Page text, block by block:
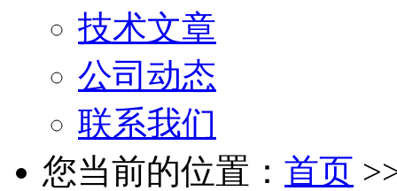
技术文章
公司动态
联系我们
您当前的位置： 首页